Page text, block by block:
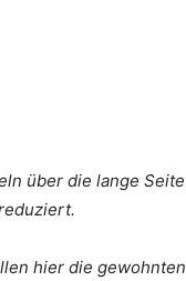
über die lange Seite
hier die gewohnten